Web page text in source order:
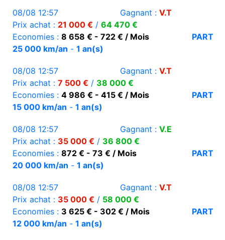
08/08 12:57 Gagnant : V.T
Prix achat : 21 000 € / 64 470 €
Economies : 8 658 € - 722 € / Mois
PART
25 000 km/an - 1 an(s)
08/08 12:57 Gagnant : V.T
Prix achat : 7 500 € / 38 000 €
Economies : 4 986 € - 415 € / Mois
PART
15 000 km/an - 1 an(s)
08/08 12:57 Gagnant : V.E
Prix achat : 35 000 € / 36 800 €
Economies : 872 € - 73 € / Mois
PART
20 000 km/an - 1 an(s)
08/08 12:57 Gagnant : V.T
Prix achat : 35 000 € / 58 000 €
Economies : 3 625 € - 302 € / Mois
PART
12 000 km/an - 1 an(s)